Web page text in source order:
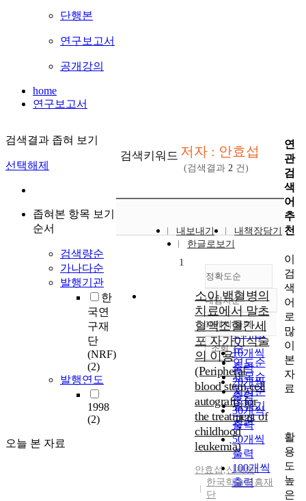
단행본
연구보고서
공개강의
home
연구보고서
검색결과 좁혀 보기
선택해제
좁혀본 항목 보기
순서
검색량순
가나다순
발행기관
한
국연
구재
단
(NRF)
(2)
발행연도
1998
(2)
오늘 본 자료
검색키워드 저자 : 안효섭
(검색결과 2 건)
내보내기
내책장담기
한글로보기
정확도순
정확도
순
인기도
순
연도순
제목순
저자순
발행기
관순
내림차순
내림차순
10개씩 출력
10개씩
출력
20개씩
출력
30개씩
출력
50개씩
출력
100개씩
출력
조회
1
소아 백혈병의
치료에서 말초
혈액조혈간세
포 자가이식술
의 이용
(Peripheral
blood stem cell
autografts for
the treatment of
childhood
leukemia)
안효섭,신희영
한국학술진흥재
단
연
관
검
색
어
추
천
이
검
색
어
로
많
이
본
자
료
활
용
도
높
은